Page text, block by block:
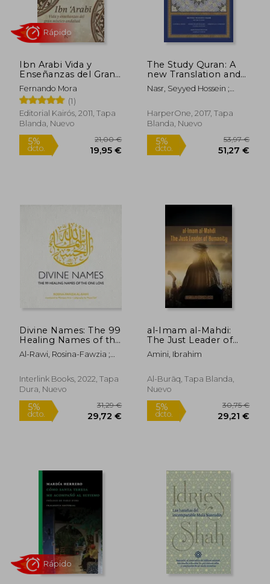
Ibn Arabi Vida y
Enseñanzas del Gran
Mistico Andalusi
Fernando Mora
(1)
Editorial Kairós, 2011, Tapa
Blanda, Nuevo
Rápido
The Study Quran: A
new Translation and
Commentary (en
Inglés)
Nasr, Seyyed Hossein ;
Maria Massi
HarperOne, 2017, Tapa
Blanda, Nuevo
5%
Divine Names: The 99
Healing Names of the
one Love (en Inglés)
Al-Rawi, Rosina-Fawzia ;
Interlink Books, 2022, Tapa
Dura, Nuevo
5%
dcto. 29,72 €
al-Imam al-Mahdi:
The Just Leader of
Humanity (en Inglés)
Amini, Ibrahim
Al-Burāq, Tapa Blanda,
Nuevo
5%
dcto.